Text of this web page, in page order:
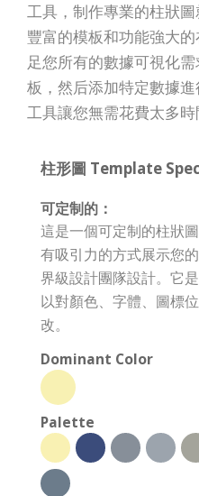
工具，制作專業的柱狀
豐富的模板和功能強大
足您所有的數據可視化
板，然后添加特定數據
工具讓您無需花費太多時
柱形圖 Template
可定制的：
這是一個可定制的柱狀
有吸引力的方式展示您
界級設計團隊設計。它
以對顏色、字體、圖標
改。
Dominant Color
Palette